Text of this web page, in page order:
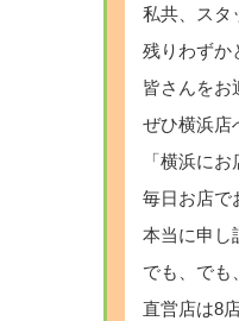
私共、スタ
残りわずか
皆さんをお
ぜひ横浜店
「横浜に
毎日お店で
本当に申し
でも、でも
直営店は8